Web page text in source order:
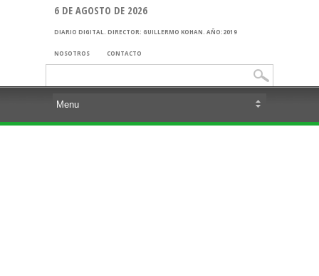
6 DE AGOSTO DE 2026
DIARIO DIGITAL. DIRECTOR: GUILLERMO KOHAN. AÑO:2019
NOSOTROS CONTACTO